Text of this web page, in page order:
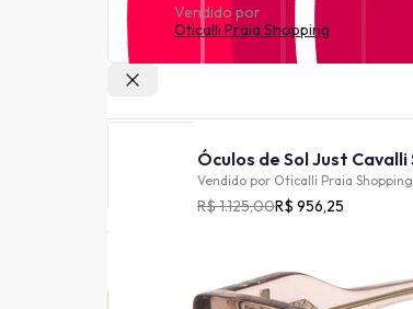
Vendido por
Oticalli Praia Shopping
Vendido por Oticalli Praia Shopping
R$ 1.125,00R$ 956,25